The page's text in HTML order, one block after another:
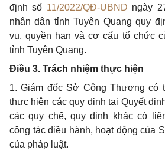
định số 11/2022/QĐ-UBND ngày
nhân dân tỉnh Tuyên Quang quy
vụ, quyền hạn và cơ cấu tổ chức
tỉnh Tuyên Quang.
Điều 3. Trách nhiệm thực hiện
1. Giám đốc Sở Công Thương có
thực hiện các quy định tại Quyết
các quy chế, quy định khác có
công tác điều hành, hoạt động của
của pháp luật.